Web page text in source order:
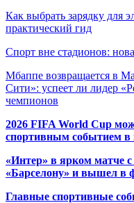
Как выбрать зарядку для
практический гид
Спорт вне стадионов:
Мбаппе возвращается в
Сити»: успеет ли лидер
чемпионов
2026 FIFA World Cup
спортивным событием в
«Интер» в ярком матче
«Барселону» и вышел в
Главные спортивные